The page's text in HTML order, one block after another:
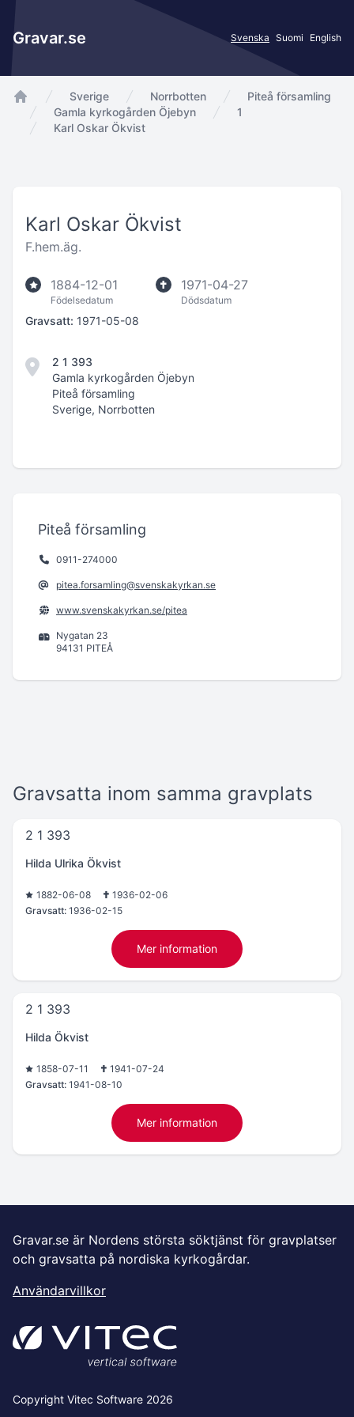
Gravar.se Svenska Suomi English
app.Start
Sverige Norrbotten
Piteå församling
Gamla kyrkogården Öjebyn
1
Karl Oskar Ökvist
Karl Oskar Ökvist
F.hem.äg.
1884-12-01
Födelsedatum
1971-04-27
Dödsdatum
Gravsatt: 1971-05-08
2 1 393
Gamla kyrkogården Öjebyn
Piteå församling
Sverige, Norrbotten
Piteå församling
0911-274000
pitea.forsamling@svenskakyrkan.se
www.svenskakyrkan.se/pitea
Nygatan 23
94131 PITEÅ
Gravsatta inom samma gravplats
2 1 393
Hilda Ulrika Ökvist
1882-06-08
1936-02-06
Gravsatt: 1936-02-15
Mer information
2 1 393
Hilda Ökvist
1858-07-11
1941-07-24
Gravsatt: 1941-08-10
Mer information
Gravar.se är Nordens största söktjänst för gravplatser
och gravsatta på nordiska kyrkogårdar.
Användarvillkor
Copyright Vitec Software 2026